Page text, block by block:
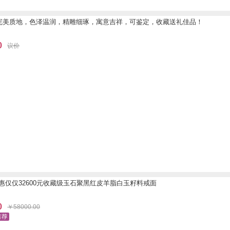
质地，色泽温润，精雕细琢，寓意吉祥，可鉴定，收藏送礼佳品！
议价
仅仅32600元收藏级玉石聚黑红皮羊脂白玉籽料戒面
￥58000.00